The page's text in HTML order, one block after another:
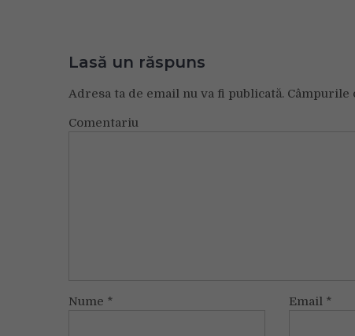
Lasă un răspuns
Adresa ta de email nu va fi publicată. Câmpurile
Comentariu
Nume * Email *